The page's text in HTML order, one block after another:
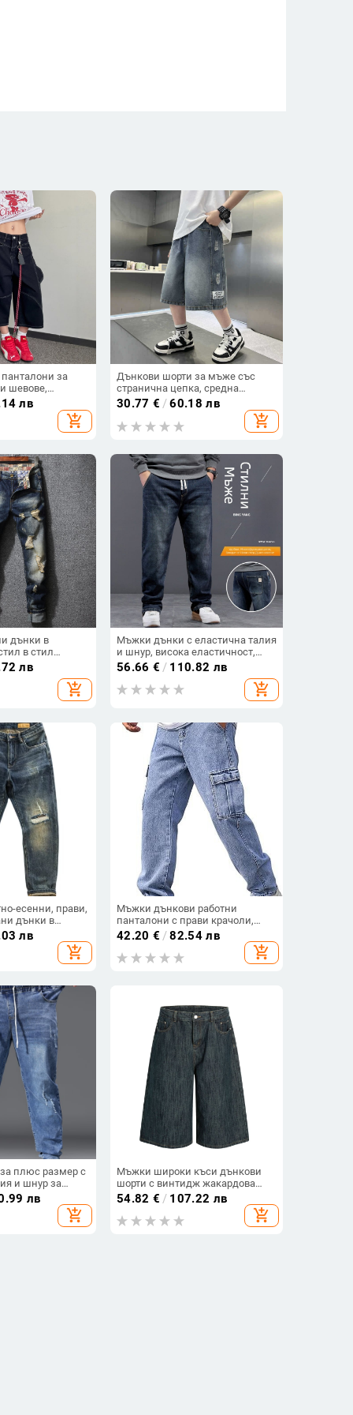
за
шевове,
дизайн,
американски
лв
add_shopping_cart
Дънкови шорти за мъже със
странична цепка, средна
дължина, свободен прав крак
30.77 € /60.18 лв
add_shopping_cart
дънки в
в стил
панталони,
прави
стил
лв
add_shopping_cart
Мъжки дънки с еластична талия
и шнур, висока еластичност,
права кройка, свободен силует,
памук, зимен модел
56.66 € / 110.82 лв
add_shopping_cart
есенни, прави,
дънки в
ретро стил
лв
add_shopping_cart
Мъжки дънкови работни
панталони с прави крачоли,
деним карго панталони със
капаци на джобовете
42.20 € /82.54 лв
add_shopping_cart
плюс размер с
и шнур за
дълги
лв
add_shopping_cart
Мъжки широки къси дънкови
шорти с винтидж жакардова
тъкан, пране, средна талия,
копче отпред, прав крак
54.82 € / 107.22 лв
add_shopping_cart